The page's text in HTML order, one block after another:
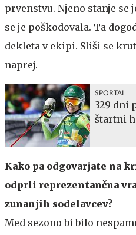
prvenstvu. Njeno stanje se
se je poškodovala. Ta
dekleta v ekipi. Sliši se
naprej.
SPORTAL
329 dni
štartni
Kako pa odgovarjate na
odprli reprezentančna
zunanjih sodelavcev?
Med sezono bi bilo